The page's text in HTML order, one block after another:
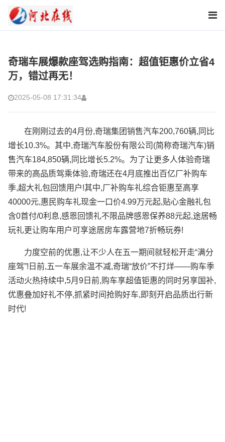
奇瑞车展爆款座驾选购指南：超值钜惠价立省4
万，错过再无！
2025-05-08 17:31:34
在刚刚过去的4月份,奇瑞集团销售汽车200,760辆,同比
增长10.3%。其中,奇瑞汽车股份有限公司(简称奇瑞汽车)销
售汽车184,850辆,同比增长5.2%。为了让更多人体验奇瑞
带来的高品质驾乘体验,奇瑞还在4月底推出百亿厂补购车
季,超大礼包回馈用户!其中,厂补购车礼综合钜惠至高享
40000元,惠民购车礼现金一口价4.99万元起,贴心金融礼包
含0首付/0利息,感恩回馈礼不限品牌感恩保养88元起,途居畅
玩礼更让购车用户可享途居房车露营地7折畅玩券!
力度空前的优惠,让不少人在五一期间就轻松开走“满分
座驾”!日前,五一车展余温不减,奇瑞“放价”不打烊——购车季
活动火热持续中,5月9日前,购车享超值钜惠的同时另享国补,
优惠叠加好礼不停,抓紧时间抢购好车,即刻开启品质出行新
时代!